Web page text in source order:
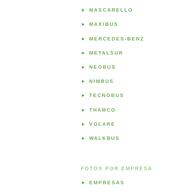
► MASCARELLO
► MAXIBUS
► MERCEDES-BENZ
► METALSUR
► NEOBUS
► NIMBUS
► TECNOBUS
► THAMCO
► VOLARE
► WALKBUS
FOTOS POR EMPRESA
► EMPRESAS